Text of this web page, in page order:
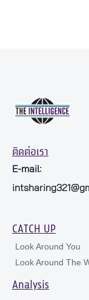
ติดต่อเรา
E-mail:
CATCH UP
Look Around You
Look Around The
Analysis